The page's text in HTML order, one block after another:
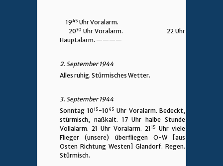
1945 Uhr Voralarm.
2030 Uhr Voralarm. 22 Uhr
Hauptalarm. ————
2. September 1944
Alles ruhig. Stürmisches Wetter.
3. September 1944
Sonntag 1015-1045 Uhr Voralarm. Bedeckt,
stürmisch, naßkalt. 17 Uhr halbe Stunde
Vollalarm. 21 Uhr Voralarm. 2115
Uhr viele
Flieger (unsere) überfliegen O-W [aus
Osten Richtung Westen] Glandorf. Regen.
Stürmisch.